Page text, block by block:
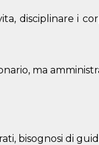
disciplinare i
ma
bisognosi di